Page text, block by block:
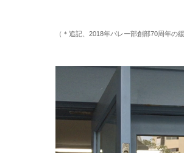
（＊追記、2018年バレー部創部70周年の